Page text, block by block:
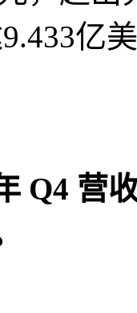
亿
Q4 营